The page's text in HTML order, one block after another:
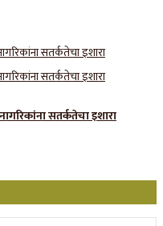
सतर्कतेचा इशारा